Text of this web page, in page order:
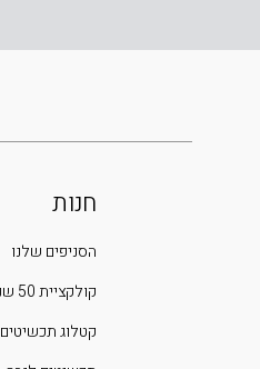
חנות
הסניפים שלנו
קולקציית 50 שנה
קטלוג תכשיטים